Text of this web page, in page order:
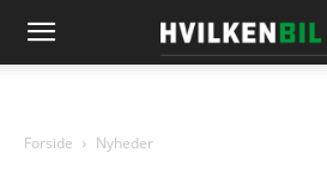
Forside Nyheder